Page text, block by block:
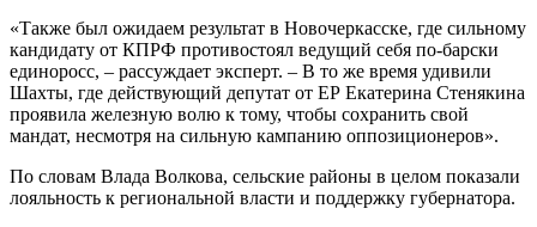
«Также был ожидаем результат в Новочеркасске, где сильному
кандидату от КПРФ противостоял ведущий себя по-барски
единоросс, – рассуждает эксперт. – В то же время удивили
Шахты, где действующий депутат от ЕР Екатерина Стенякина
проявила железную волю к тому, чтобы сохранить свой
мандат, несмотря на сильную кампанию оппозиционеров».
По словам Влада Волкова, сельские районы в целом показали
лояльность к региональной власти и поддержку губернатора.